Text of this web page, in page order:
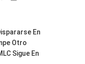
En
Otro
Sigue En